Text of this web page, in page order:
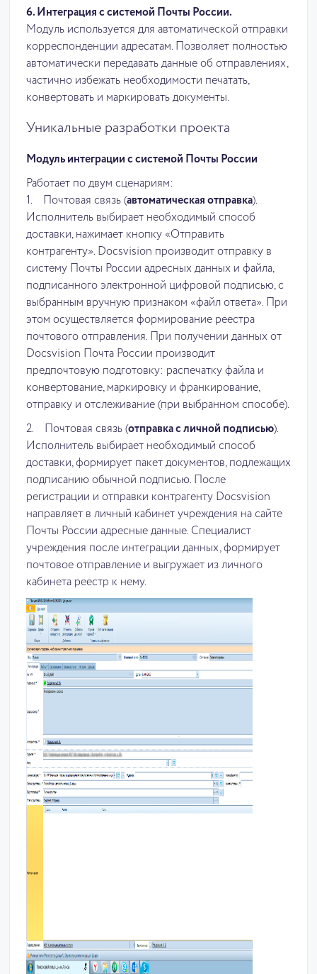
6. Интеграция с системой Почты России.
Модуль используется для автоматической отправки
корреспонденции адресатам. Позволяет полностью
автоматически передавать данные об отправлениях,
частично избежать необходимости печатать,
конвертовать и маркировать документы.
Уникальные разработки проекта
Модуль интеграции с системой Почты России
Работает по двум сценариям:
1. Почтовая связь (автоматическая отправка).
Исполнитель выбирает необходимый способ
доставки, нажимает кнопку «Отправить
контрагенту». Docsvision производит отправку в
систему Почты России адресных данных и файла,
подписанного электронной цифровой подписью, с
выбранным вручную признаком «файл ответа». При
этом осуществляется формирование реестра
почтового отправления. При получении данных от
Docsvision Почта России производит
предпочтовую подготовку: распечатку файла и
конвертование, маркировку и франкирование,
отправку и отслеживание (при выбранном способе).
2. Почтовая связь (отправка с личной подписью).
Исполнитель выбирает необходимый способ
доставки, формирует пакет документов, подлежащих
подписанию обычной подписью. После
регистрации и отправки контрагенту Docsvision
направляет в личный кабинет учреждения на сайте
Почты России адресные данные. Специалист
учреждения после интеграции данных, формирует
почтовое отправление и выгружает из личного
кабинета реестр к нему.